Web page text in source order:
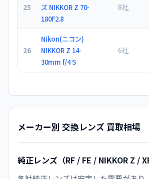
25
ズ NIKKOR Z 70-
180F2.8
8社
26
Nikon(ニコン)
NIKKOR Z 14-
30mm f/4 S
6社
メーカー別 交換レンズ 買取相場
純正レンズ（RF / FE / NIKKOR Z /